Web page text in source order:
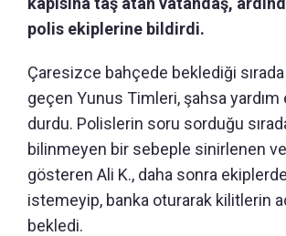
polis ekiplerine bildirdi.
Çaresizce bahçede beklediği
geçen Yunus Timleri, şahsa
durdu. Polislerin soru sorduğu
bilinmeyen bir sebeple sinirlenen
gösteren Ali K., daha sonra
istemeyip, banka oturarak kilitlerin
bekledi.